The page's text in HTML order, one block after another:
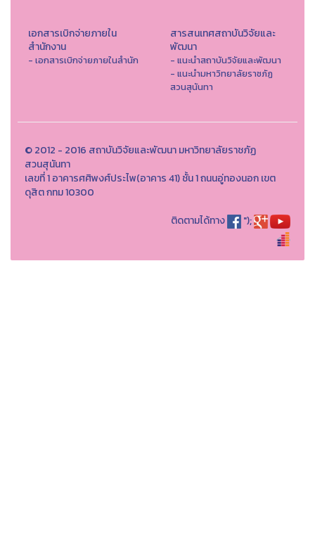
เอกสารเบิกจ่ายภายใน
สำนักงาน
- เอกสารเบิกจ่ายภายในสำนัก
สารสนเทศสถาบันวิจัยและ
พัฒนา
- แนะนำสถาบันวิจัยและพัฒนา
- แนะนำมหาวิทยาลัยราชภัฏ
สวนสุนันทา
© 2012 - 2016 สถาบันวิจัยและพัฒนา มหาวิทยาลัยราชภัฏ
สวนสุนันทา
เลขที่ 1 อาคารศศิพงศ์ประไพ(อาคาร 41) ชั้น 1 ถนนอู่ทองนอก เขต
ดุสิต กทม 10300
ติดตามได้ทาง
");